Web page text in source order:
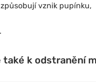
vznik pupínku,
k odstranění